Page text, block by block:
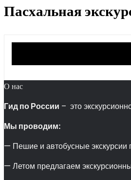
Пасхальная
О нас
Гид по России – это
Мы проводим:
— Пешие и автобусные экскурсии
— Летом предлагаем